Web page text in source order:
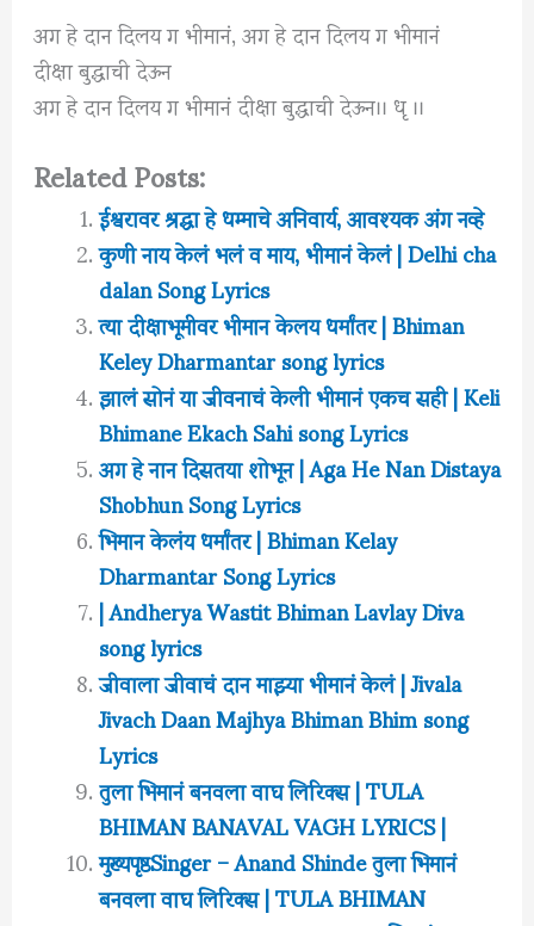
अग हे दान दिलय ग भीमानं, अग हे दान दिलय ग भीमानं
दीक्षा बुद्धाची देऊन
अग हे दान दिलय ग भीमानं दीक्षा बुद्धाची देऊन।। धृ ।।
Related Posts:
ईश्वरावर श्रद्धा हे धम्माचे अनिवार्य, आवश्यक अंग नव्हे
कुणी नाय केलं भलं व माय, भीमानं केलं | Delhi cha
dalan Song Lyrics
त्या दीक्षाभूमीवर भीमान केलय धर्मांतर | Bhiman
Keley Dharmantar song lyrics
झालं सोनं या जीवनाचं केली भीमानं एकच सही | Keli
Bhimane Ekach Sahi song Lyrics
अग हे नान दिसतया शोभून | Aga He Nan Distaya
Shobhun Song Lyrics
भिमान केलंय धर्मांतर | Bhiman Kelay
Dharmantar Song Lyrics
| Andherya Wastit Bhiman Lavlay Diva
song lyrics
जीवाला जीवाचं दान माझ्या भीमानं केलं | Jivala
Jivach Daan Majhya Bhiman Bhim song
Lyrics
तुला भिमानं बनवला वाघ लिरिक्स | TULA
BHIMAN BANAVAL VAGH LYRICS |
मुख्यपृष्ठSinger – Anand Shinde तुला भिमानं
बनवला वाघ लिरिक्स | TULA BHIMAN